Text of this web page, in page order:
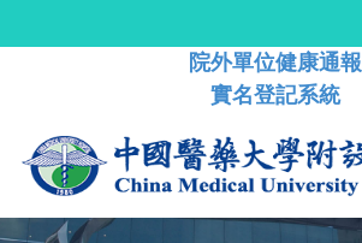
院外單位健康通報
實名登記系統